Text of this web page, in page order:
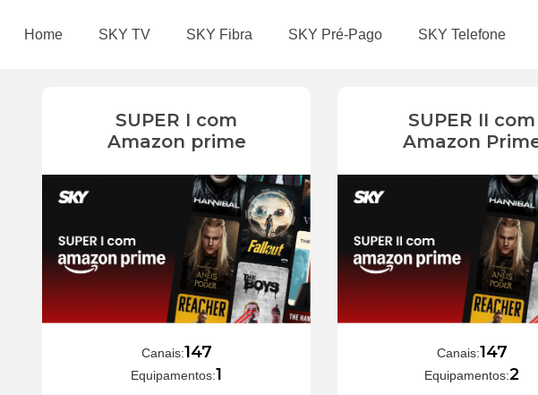
Home SKY TV SKY Fibra SKY Pré-Pago SKY Telefone
SUPER I com
Amazon prime
Canais:147
Equipamentos:1
SUPER II com
Amazon
Canais:147
Equipamentos:2